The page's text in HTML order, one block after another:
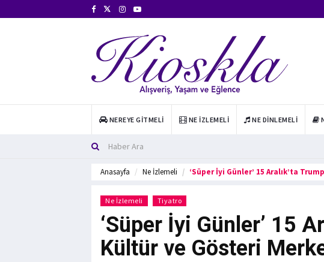
NEREYE GITMELI NE İZLEMELI NE DINLEMELI
Anasayfa Ne İzlemeli ‘Süper İyi Günler’ 15 Aralık’ta
Ne İzlemeli Tiyatro
‘Süper İyi Günler’ 15
Kültür ve Gösteri